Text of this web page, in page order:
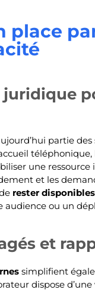
place
juridique
partie
une
et les
rester disponibles
audience ou un
et
simplifient
dispose